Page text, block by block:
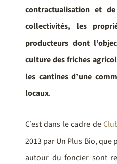
contractualisation et
collectivités, les
producteurs dont
culture des friches
les cantines d’une
locaux.
C’est dans le cadre de
2013 par Un Plus Bio,
autour du foncier sont